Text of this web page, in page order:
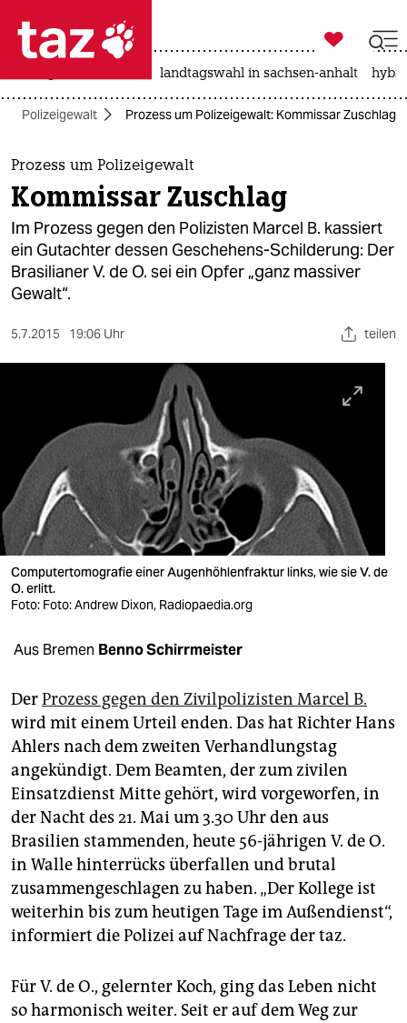
 taz zahl ich
taz zahl ich
themen
politik
öko
gesellschaft
kultur
sport
nord
wahrheit
verlag
verlag
veranstaltungen
unterstützen
abo
genossenschaft
epaper login

taz zahl ich
landtagswahl in sachsen-anhalt
Polizeigewalt Prozess um Polizeigewalt: Kommissar Zuschlag
Prozess um Polizeigewalt
Kommissar Zuschlag
Im Prozess gegen den Polizisten Marcel B. kassiert
ein Gutachter dessen Geschehens-Schilderung: Der
Brasilianer V. de O. sei ein Opfer „ganz massiver
Gewalt“.
5.7.2015 19:06 Uhr teilen
Computertomografie einer Augenhöhlenfraktur links, wie sie V. de
O. erlitt.
Foto: Foto: Andrew Dixon, Radiopaedia.org
Aus Bremen Benno Schirrmeister
DerProzess gegen den Zivilpolizisten Marcel B.
wird mit einem Urteil enden. Das hat Richter Hans
Ahlers nach dem zweiten Verhandlungstag
angekündigt. Dem Beamten, der zum zivilen
Einsatzdienst Mitte gehört, wird vorgeworfen, in
der Nacht des 21. Mai um 3.30 Uhr den aus
Brasilien stammenden, heute 56-jährigen V. de O.
in Walle hinterrücks überfallen und brutal
zusammengeschlagen zu haben. „Der Kollege ist
weiterhin bis zum heutigen Tage im Außendienst“,
informiert die Polizei auf Nachfrage der taz.
Für V. de O., gelernter Koch, ging das Leben nicht
so harmonisch weiter. Seit er auf dem Weg zur